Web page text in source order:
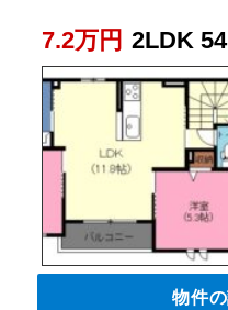
7.2万円 2LDK
物件